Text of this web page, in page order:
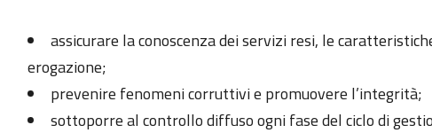
assicurare la conoscenza dei servizi resi, le
erogazione;
prevenire fenomeni corruttivi e promuovere l’integrità;
sottoporre al controllo diffuso ogni fase del ciclo di